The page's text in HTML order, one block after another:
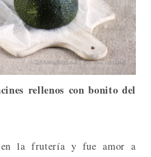
rellenos con bonito del
en la frutería y fue amor a